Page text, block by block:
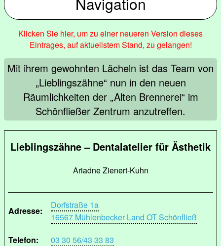
Klicken Sie hier, um zu einer neueren Version dieses
Eintrages, auf aktuellstem Stand, zu gelangen!
Mit ihrem gewohnten Lächeln ist das Team von
„Lieblingszähne“ nun in den neuen
Räumlichkeiten der „Alten Brennerei“ im
Schönfließer Zentrum anzutreffen.
Lieblingszähne – Dentalatelier für Ästhetik
Ariadne Zienert-Kuhn
Adresse:
Dorfstraße 1a
16567 Mühlenbecker Land OT Schönfließ
Telefon:
03 30 56/43 33 83